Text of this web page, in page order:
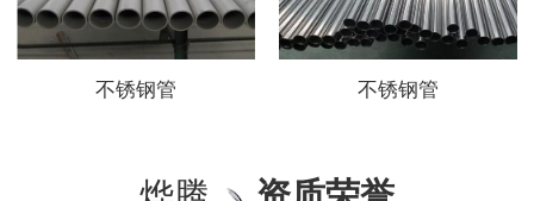
不锈钢管 不锈钢管